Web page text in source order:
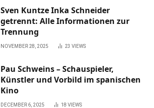
Sven Kuntze Inka Schneider
getrennt: Alle Informationen zur
Trennung
NOVEMBER 28, 2025 23 VIEWS
Pau Schweins – Schauspieler,
Künstler und Vorbild im spanischen
Kino
DECEMBER 6, 2025 18 VIEWS